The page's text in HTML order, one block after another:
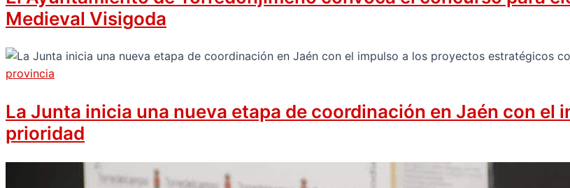
Medieval Visigoda
provincia
La Junta inicia una nueva etapa de coordinación en Jaén con
prioridad